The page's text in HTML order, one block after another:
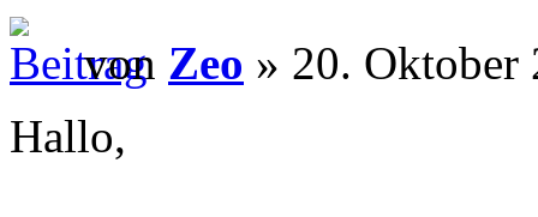
von Zeo » 20. Oktober
Hallo,